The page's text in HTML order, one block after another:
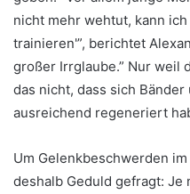
nicht mehr wehtut, kann
trainieren'”, berichtet
großer Irrglaube.” Nur weil
das nicht, dass sich
ausreichend regeneriert
Um Gelenkbeschwerden
deshalb Geduld gefragt: Je